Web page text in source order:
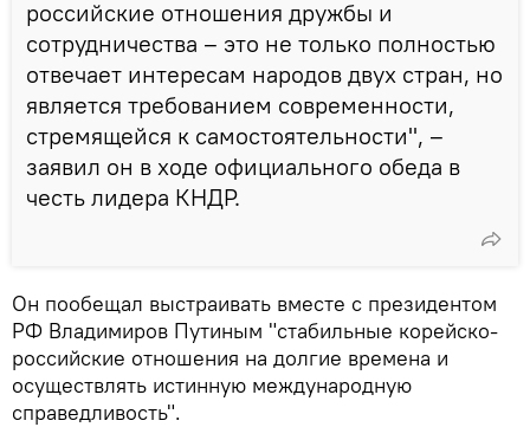
российские отношения дружбы и
сотрудничества – это не только полностью
отвечает интересам народов двух стран, но
является требованием современности,
стремящейся к самостоятельности", –
заявил он в ходе официального обеда в
честь лидера КНДР.
Он пообещал выстраивать вместе с президентом
РФ Владимиров Путиным "стабильные корейско-
российские отношения на долгие времена и
осуществлять истинную международную
справедливость".